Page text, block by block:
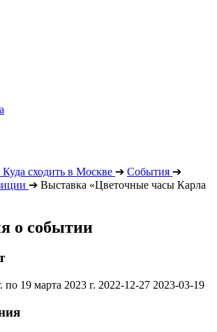
сходить в Москве ➔ События ➔
➔ Выставка «Цветочные часы Карла
о событии
по 19 марта 2023 г. 2022-12-27 2023-03-19